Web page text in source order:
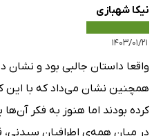
نیکا شهبازی
۱۴۰۳/۰۱/۲۱
واقعا داستان جالبی بود و
همچنین نشان می‌داد که با این
کرده بودند اما هنوز به فکر
در میان همه‌ی اطرافیان سیدنی،